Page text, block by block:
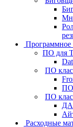
Программное
ПО для
ПО
ПО
ПО
Расходные